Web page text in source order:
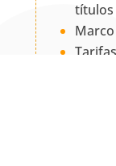
títulos